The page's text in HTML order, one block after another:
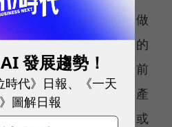
式激勵員工的熱情，做
來滿足員工對於成功的
家共同朝公司的願景前
在台灣致力發展內容產
多年來的管理方式，或
發展趨勢！
時代》日報、《一天
圖解日報